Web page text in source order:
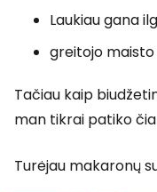
Laukiau gana
greitojo maisto
Tačiau kaip
man tikrai patiko
Turėjau makaronų